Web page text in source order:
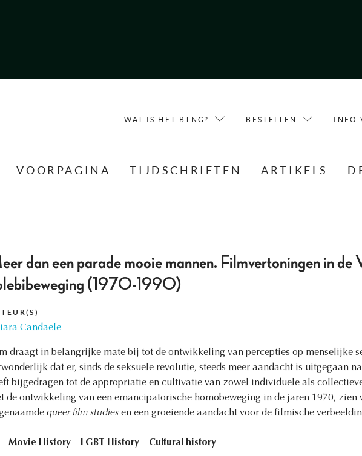
WAT IS HET BTNG? BESTELLEN INFO
VOORPAGINA TIJDSCHRIFTEN ARTIKELS
dan een parade mooie mannen. Filmvertoningen in de
(1970-1990)
Candaele
draagt in belangrijke mate bij tot de ontwikkeling van percepties op menselijke
dat er, sinds de seksuele revolutie, steeds meer aandacht is uitgegaan
bijgedragen tot de appropriatie en cultivatie van zowel individuele als
de ontwikkeling van een emancipatorische homobeweging in de jaren 1970, zien
queer film studiesen een groeiende aandacht voor de filmische
Movie History LGBT History Cultural history